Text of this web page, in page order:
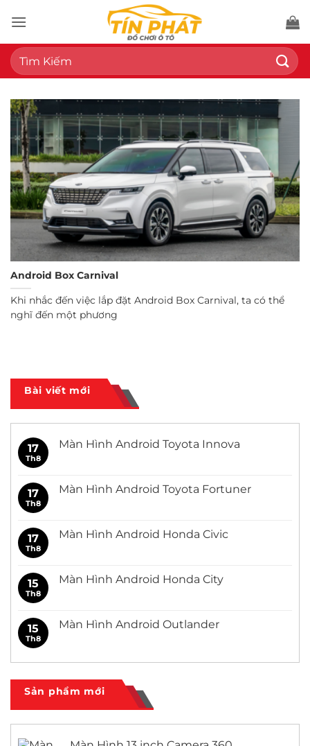
qua
nội
dung
Tìm
kiếm:
Bài viết mới
17
Th8
Màn Hình Android Toyota Innova
luận
ở
Toyota
Innova
17
Th8
Màn Hình Android Toyota Fortuner
luận
ở
Toyota
Fortuner
17
Th8
Màn Hình Android Honda Civic
luận
ở
Honda
Civic
15
Th8
Màn Hình Android Honda City
luận
ở
Honda
15
Th8
Màn Hình Android Outlander
luận
Màn
Hình
Outlander
Sản phẩm mới
Android Box Carnival
Khi nhắc đến việc lắp đặt Android Box Carnival, ta có thể
nghĩ đến một phương